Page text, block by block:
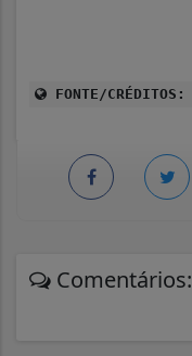
FONTE/CRÉDITOS:
Comentários: